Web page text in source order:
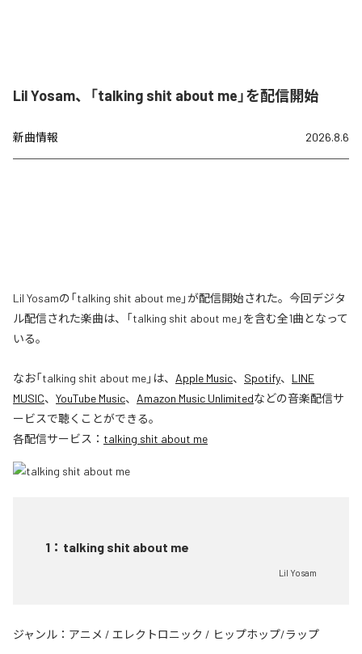
Lil Yosam、「talking shit about me」を配信開始
新曲情報 2026.8.6
Lil Yosamの「talking shit about me」が配信開始された。今回デジタ
ル配信された楽曲は、「talking shit about me」を含む全1曲となって
いる。
なお「talking shit about me」は、 Apple Music、 Spotify、 LINE
MUSIC、 YouTube Music、 Amazon Music Unlimitedなどの音楽配信サ
ービスで聴くことができる。
各配信サービス： talking shit about me
1 ： talking shit about me
Lil Yosam
ジャンル： アニメ / エレクトロニック / ヒップホップ/ラップ